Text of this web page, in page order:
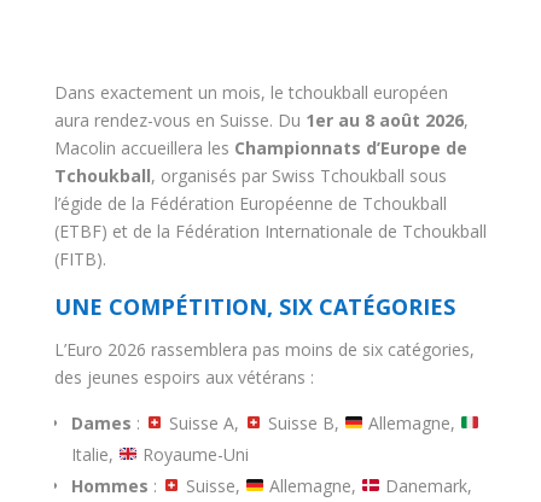
Dans exactement un mois, le tchoukball européen
aura rendez-vous en Suisse. Du 1er au 8 août 2026,
Macolin accueillera les Championnats d’Europe de
Tchoukball, organisés par Swiss Tchoukball sous
l’égide de la Fédération Européenne de Tchoukball
(ETBF) et de la Fédération Internationale de Tchoukball
(FITB).
UNE COMPÉTITION, SIX CATÉGORIES
L’Euro 2026 rassemblera pas moins de six catégories,
des jeunes espoirs aux vétérans :
Dames : Suisse A, Suisse B,
Allemagne,
Italie,
Royaume-Uni
Hommes : Suisse, Allemagne,
Danemark,